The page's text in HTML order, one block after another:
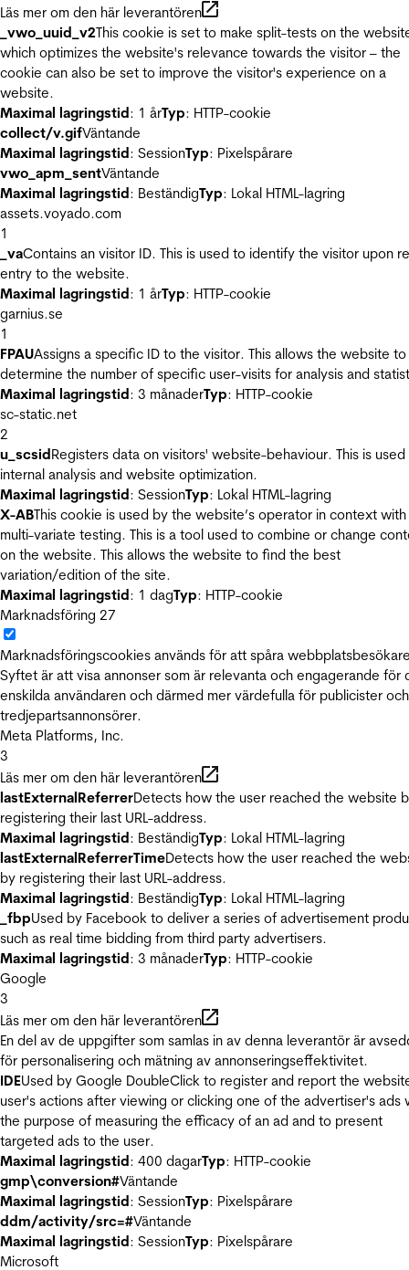
Läs mer om den här leverantören
_vwo_uuid_v2This cookie is set to make split-tests on the
which optimizes the website's relevance towards the visitor – the
cookie can also be set to improve the visitor's experience on a
website.
Maximal lagringstid: 1 årTyp: HTTP-cookie
collect/v.gifVäntande
Maximal lagringstid: SessionTyp: Pixelspårare
vwo_apm_sentVäntande
Maximal lagringstid: BeständigTyp: Lokal HTML-lagring
assets.voyado.com
1
_vaContains an visitor ID. This is used to identify the visitor upon
entry to the website.
Maximal lagringstid: 1 årTyp: HTTP-cookie
garnius.se
1
FPAUAssigns a specific ID to the visitor. This allows the website to
determine the number of specific user-visits for analysis and
Maximal lagringstid: 3 månaderTyp: HTTP-cookie
sc-static.net
2
u_scsidRegisters data on visitors' website-behaviour. This is
internal analysis and website optimization.
Maximal lagringstid: SessionTyp: Lokal HTML-lagring
X-ABThis cookie is used by the website’s operator in context with
multi-variate testing. This is a tool used to combine or change
on the website. This allows the website to find the best
variation/edition of the site.
Maximal lagringstid: 1 dagTyp: HTTP-cookie
Marknadsföring 27
Marknadsföringscookies används för att spåra
Syftet är att visa annonser som är relevanta och engagerande för
enskilda användaren och därmed mer värdefulla för publicister och
tredjepartsannonsörer.
Meta Platforms, Inc.
3
Läs mer om den här leverantören
lastExternalReferrerDetects how the user reached the website
registering their last URL-address.
Maximal lagringstid: BeständigTyp: Lokal HTML-lagring
lastExternalReferrerTimeDetects how the user reached the
by registering their last URL-address.
Maximal lagringstid: BeständigTyp: Lokal HTML-lagring
_fbpUsed by Facebook to deliver a series of advertisement
such as real time bidding from third party advertisers.
Maximal lagringstid: 3 månaderTyp: HTTP-cookie
Google
3
Läs mer om den här leverantören
En del av de uppgifter som samlas in av denna leverantör är
för personalisering och mätning av annonseringseffektivitet.
IDEUsed by Google DoubleClick to register and report the
user's actions after viewing or clicking one of the advertiser's ads
the purpose of measuring the efficacy of an ad and to present
targeted ads to the user.
Maximal lagringstid: 400 dagarTyp: HTTP-cookie
gmp\conversion#Väntande
Maximal lagringstid: SessionTyp: Pixelspårare
ddm/activity/src=#Väntande
Maximal lagringstid: SessionTyp: Pixelspårare
Microsoft